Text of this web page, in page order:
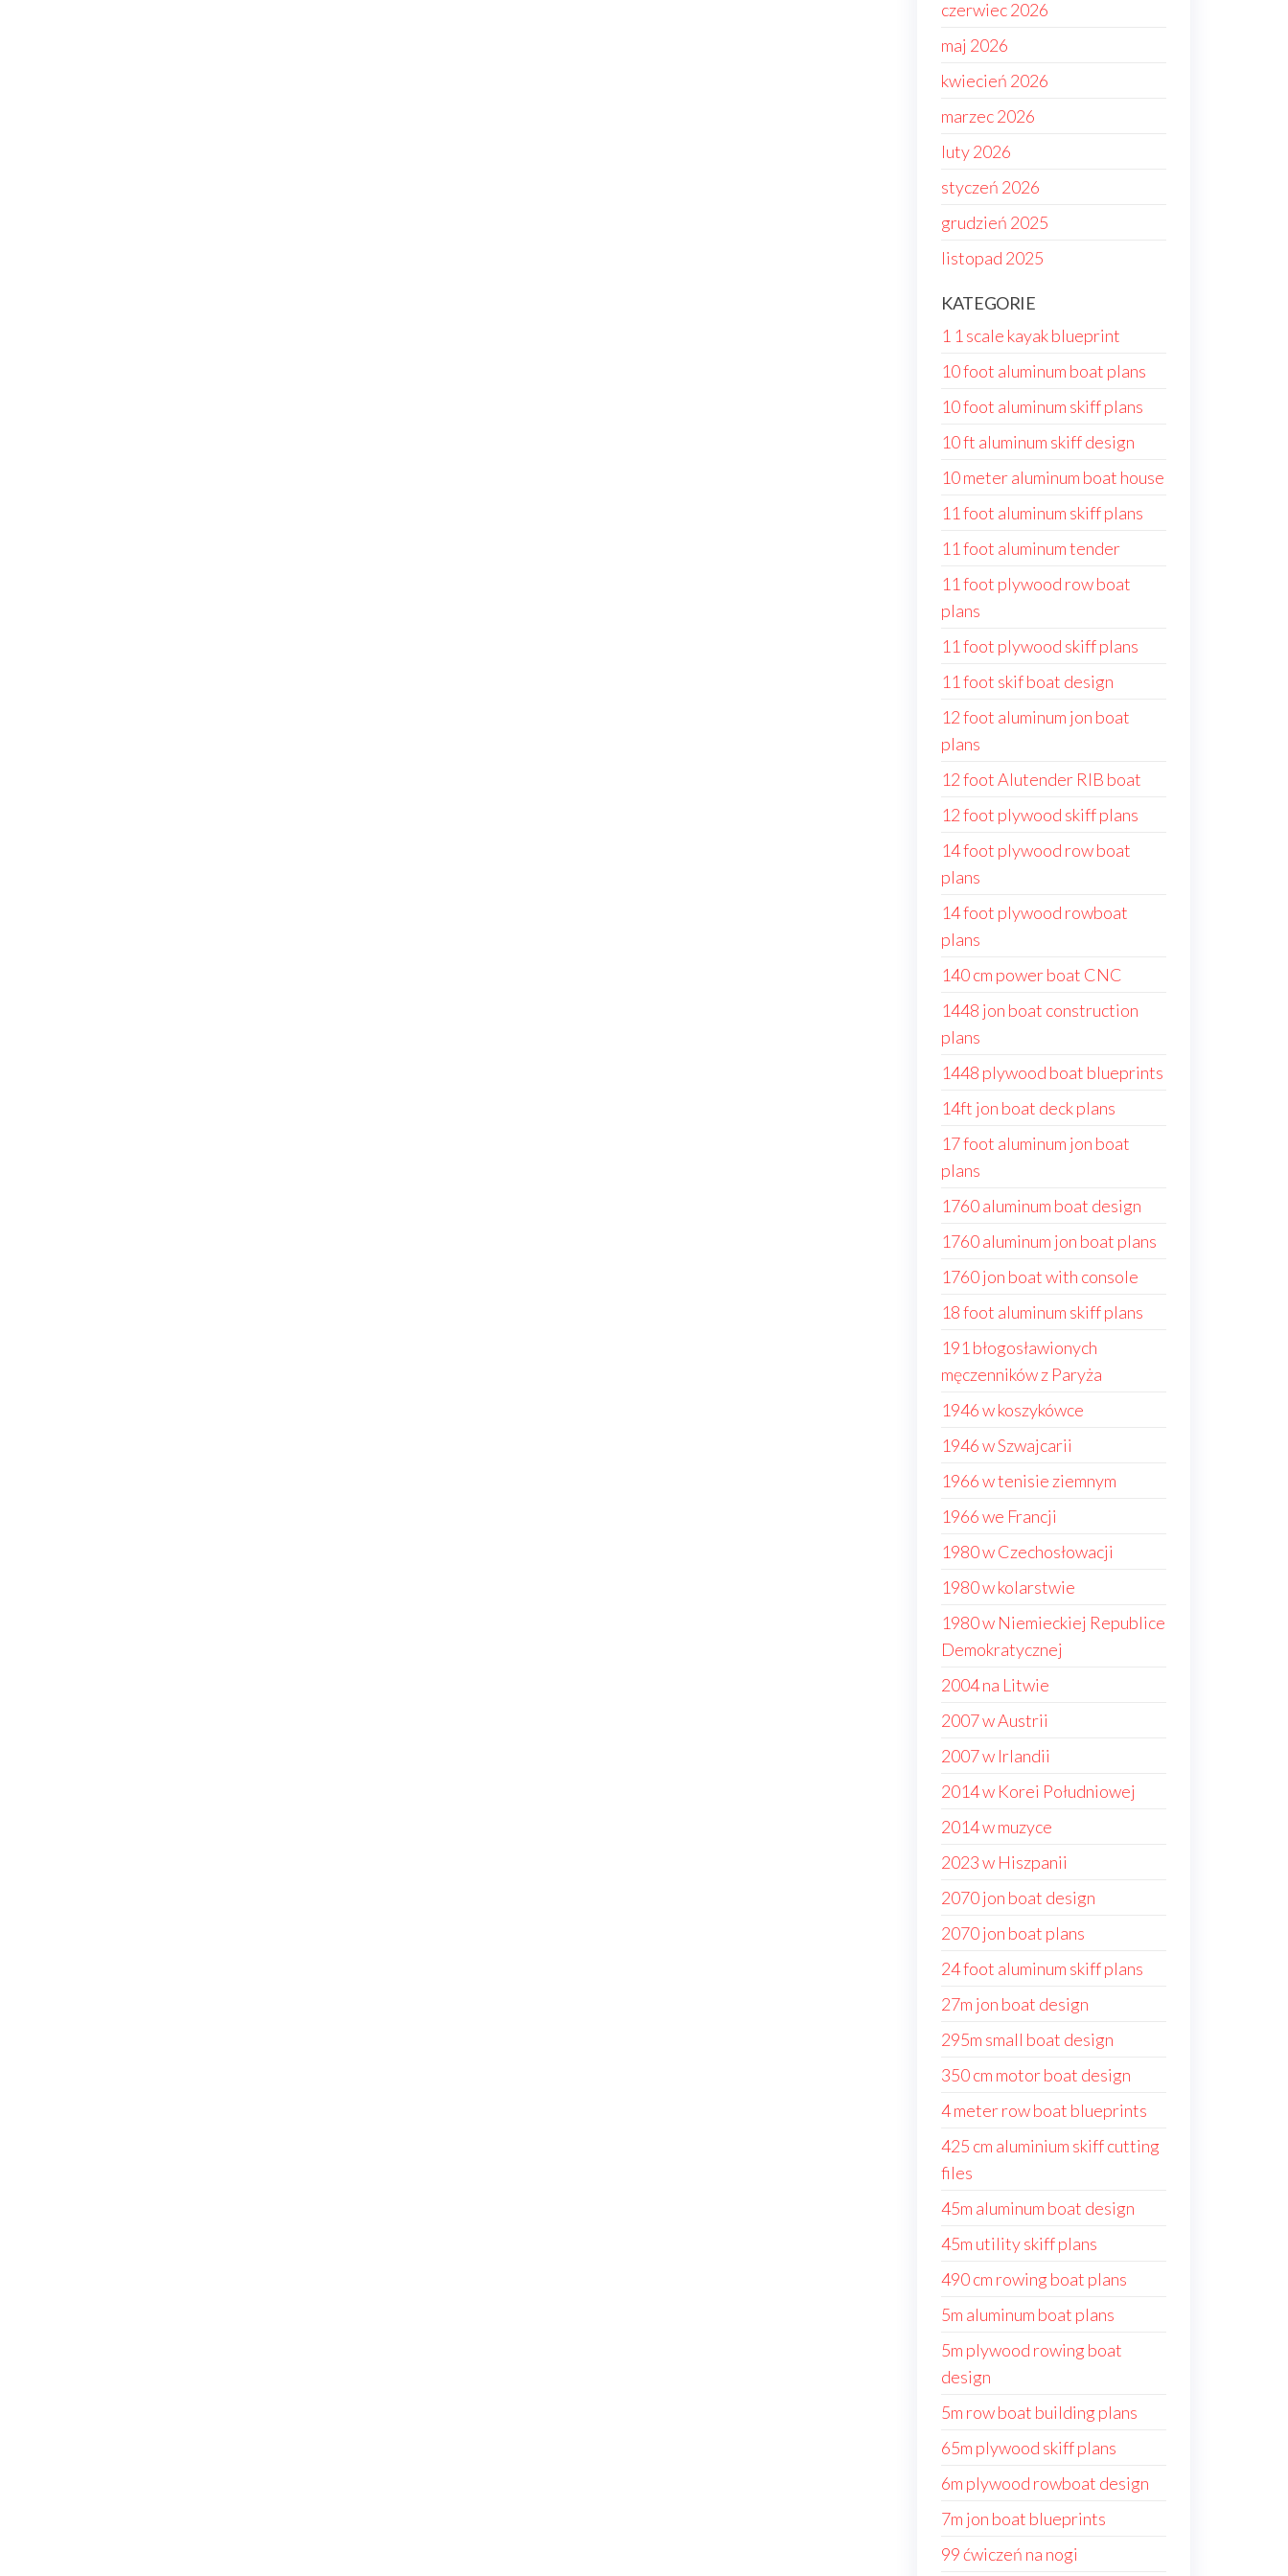
czerwiec 2026
maj 2026
kwiecień 2026
marzec 2026
luty 2026
styczeń 2026
grudzień 2025
listopad 2025
KATEGORIE
1 1 scale kayak blueprint
10 foot aluminum boat plans
10 foot aluminum skiff plans
10 ft aluminum skiff design
10 meter aluminum boat house
11 foot aluminum skiff plans
11 foot aluminum tender
11 foot plywood row boat
plans
11 foot plywood skiff plans
11 foot skif boat design
12 foot aluminum jon boat
plans
12 foot Alutender RIB boat
12 foot plywood skiff plans
14 foot plywood row boat
plans
14 foot plywood rowboat
plans
140 cm power boat CNC
1448 jon boat construction
plans
1448 plywood boat blueprints
14ft jon boat deck plans
17 foot aluminum jon boat
plans
1760 aluminum boat design
1760 aluminum jon boat plans
1760 jon boat with console
18 foot aluminum skiff plans
191 błogosławionych
męczenników z Paryża
1946 w koszykówce
1946 w Szwajcarii
1966 w tenisie ziemnym
1966 we Francji
1980 w Czechosłowacji
1980 w kolarstwie
1980 w Niemieckiej Republice
Demokratycznej
2004 na Litwie
2007 w Austrii
2007 w Irlandii
2014 w Korei Południowej
2014 w muzyce
2023 w Hiszpanii
2070 jon boat design
2070 jon boat plans
24 foot aluminum skiff plans
27m jon boat design
295m small boat design
350 cm motor boat design
4 meter row boat blueprints
425 cm aluminium skiff cutting
files
45m aluminum boat design
45m utility skiff plans
490 cm rowing boat plans
5m aluminum boat plans
5m plywood rowing boat
design
5m row boat building plans
65m plywood skiff plans
6m plywood rowboat design
7m jon boat blueprints
99 ćwiczeń na nogi